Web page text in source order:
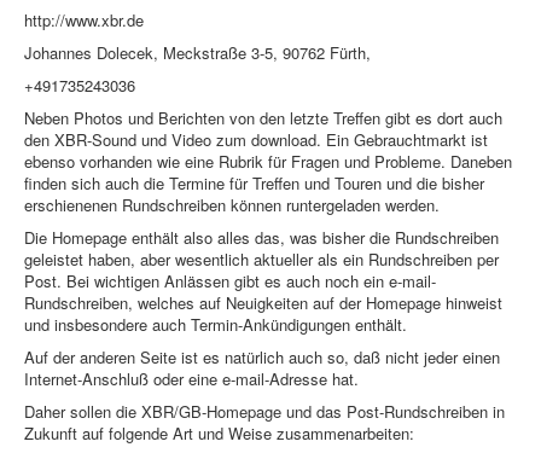
http://www.xbr.de
Johannes Dolecek, Meckstraße 3-5, 90762 Fürth,
+491735243036
Neben Photos und Berichten von den letzte Treffen gibt es dort auch
den XBR-Sound und Video zum download. Ein Gebrauchtmarkt ist
ebenso vorhanden wie eine Rubrik für Fragen und Probleme. Daneben
finden sich auch die Termine für Treffen und Touren und die bisher
erschienenen Rundschreiben können runtergeladen werden.
Die Homepage enthält also alles das, was bisher die Rundschreiben
geleistet haben, aber wesentlich aktueller als ein Rundschreiben per
Post. Bei wichtigen Anlässen gibt es auch noch ein e-mail-
Rundschreiben, welches auf Neuigkeiten auf der Homepage hinweist
und insbesondere auch Termin-Ankündigungen enthält.
Auf der anderen Seite ist es natürlich auch so, daß nicht jeder einen
Internet-Anschluß oder eine e-mail-Adresse hat.
Daher sollen die XBR/GB-Homepage und das Post-Rundschreiben in
Zukunft auf folgende Art und Weise zusammenarbeiten: